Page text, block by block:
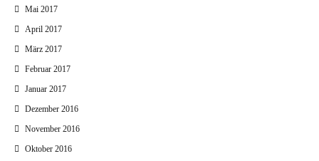
Mai 2017
April 2017
März 2017
Februar 2017
Januar 2017
Dezember 2016
November 2016
Oktober 2016